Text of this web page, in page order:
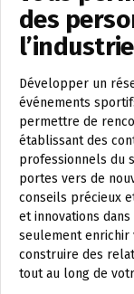
des
Développer un
événements
permettre de
établissant des
professionnels du
portes vers de
conseils précieux
et innovations
seulement enrichir
construire des
tout au long de